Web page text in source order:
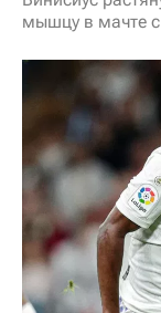
мышцу в мачте